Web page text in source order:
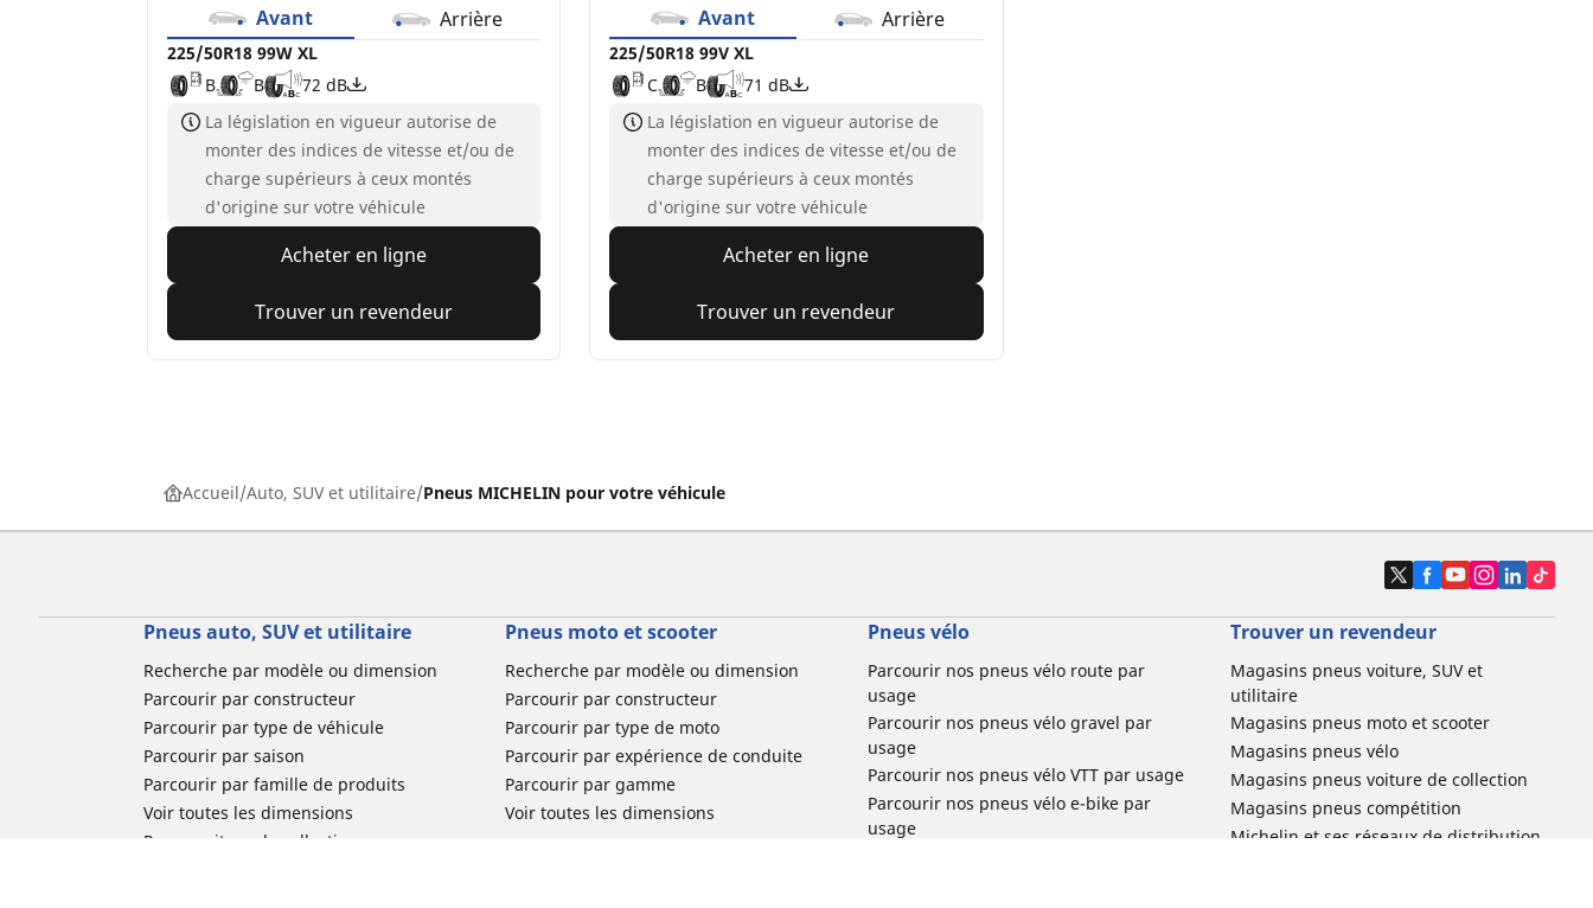
Avant Arrière
225/50R18 99W XL
B
B 72 dB
La législation en vigueur autorise de
monter des indices de vitesse et/ou de
charge supérieurs à ceux montés
d'origine sur votre véhicule
Acheter en ligne
Trouver un revendeur
Avant Arrière
225/50R18 99V XL
C
B 71 dB
La législation en vigueur autorise de
monter des indices de vitesse et/ou de
charge supérieurs à ceux montés
d'origine sur votre véhicule
Acheter en ligne
Trouver un revendeur
Accueil Auto, SUV et utilitaire Pneus MICHELIN pour votre véhicule
Pneus auto, SUV et utilitaire
Recherche par modèle ou dimension
Parcourir par constructeur
Parcourir par type de véhicule
Parcourir par saison
Parcourir par famille de produits
Voir toutes les dimensions
Pneus voiture de collection
Pneus moto et scooter
Recherche par modèle ou dimension
Parcourir par constructeur
Parcourir par type de moto
Parcourir par expérience de conduite
Parcourir par gamme
Voir toutes les dimensions
Pneus vélo
Parcourir nos pneus vélo route par
usage
Parcourir nos pneus vélo gravel par
usage
Parcourir nos pneus vélo VTT par usage
Parcourir nos pneus vélo e-bike par
usage
Trouver un revendeur
Magasins pneus voiture, SUV et
utilitaire
Magasins pneus moto et scooter
Magasins pneus vélo
Magasins pneus voiture de collection
Magasins pneus compétition
Michelin et ses réseaux de distribution